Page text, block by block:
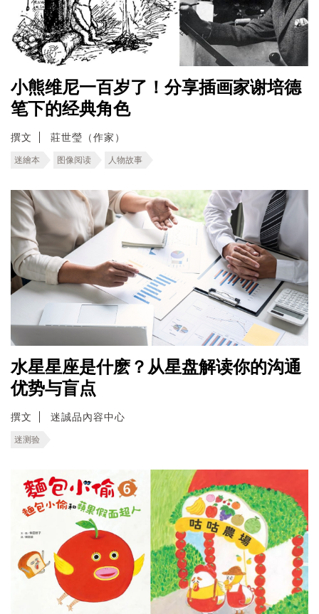
小熊维尼一百岁了！分享插画家谢培德
笔下的经典角色
撰文 莊世瑩（作家）
迷繪本 图像阅读 人物故事
水星星座是什麽？从星盘解读你的沟通
优势与盲点
撰文 迷誠品內容中心
迷测验